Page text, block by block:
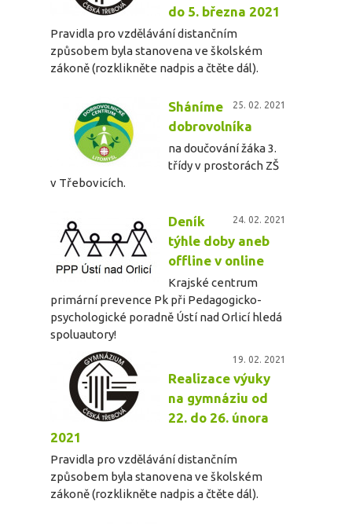
do 5. března 2021
Pravidla pro vzdělávání distančním
způsobem byla stanovena ve školském
zákoně (rozklikněte nadpis a čtěte dál).
25. 02. 2021
Sháníme
dobrovolníka
na doučování žáka 3.
třídy v prostorách ZŠ
v Třebovicích.
24. 02. 2021
Deník
týhle doby aneb
offline v online
Krajské centrum
primární prevence Pk při Pedagogicko-
psychologické poradně Ústí nad Orlicí hledá
spoluautory!
19. 02. 2021
Realizace výuky
na gymnáziu od
22. do 26. února
2021
Pravidla pro vzdělávání distančním
způsobem byla stanovena ve školském
zákoně (rozklikněte nadpis a čtěte dál).